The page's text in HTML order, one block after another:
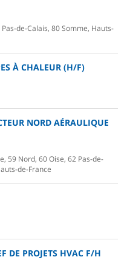
de-Calais, 80 Somme, Hauts-
À CHALEUR (H/F)
NORD AÉRAULIQUE
59 Nord, 60 Oise, 62 Pas-de-
de-France
DE PROJETS HVAC F/H